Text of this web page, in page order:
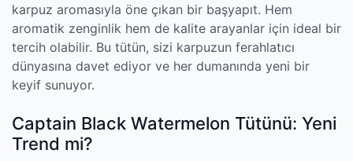
karpuz aromasıyla öne çıkan bir başyapıt. Hem
aromatik zenginlik hem de kalite arayanlar için ideal bir
tercih olabilir. Bu tütün, sizi karpuzun ferahlatıcı
dünyasına davet ediyor ve her dumanında yeni bir
keyif sunuyor.
Captain Black Watermelon Tütünü: Yeni
Trend mi?